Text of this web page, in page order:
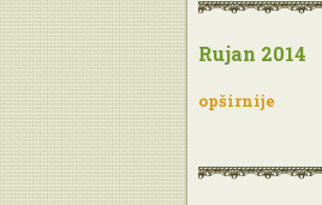
Rujan 2014
opširnije